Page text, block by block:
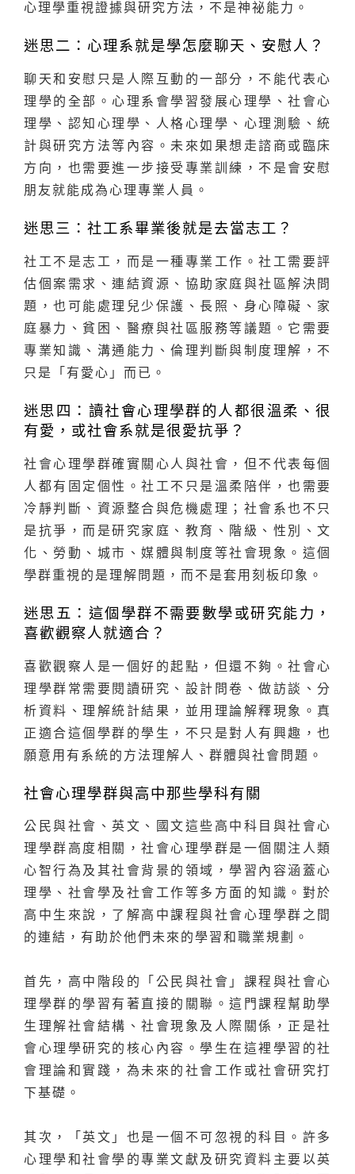
心理學重視證據與研究方法，不是神祕能力。
迷思二：心理系就是學怎麼聊天、安慰人？
聊天和安慰只是人際互動的一部分，不能代表心
理學的全部。心理系會學習發展心理學、社會心
理學、認知心理學、人格心理學、心理測驗、統
計與研究方法等內容。未來如果想走諮商或臨床
方向，也需要進一步接受專業訓練，不是會安慰
朋友就能成為心理專業人員。
迷思三：社工系畢業後就是去當志工？
社工不是志工，而是一種專業工作。社工需要評
估個案需求、連結資源、協助家庭與社區解決問
題，也可能處理兒少保護、長照、身心障礙、家
庭暴力、貧困、醫療與社區服務等議題。它需要
專業知識、溝通能力、倫理判斷與制度理解，不
只是「有愛心」而已。
迷思四：讀社會心理學群的人都很溫柔、很
有愛，或社會系就是很愛抗爭？
社會心理學群確實關心人與社會，但不代表每個
人都有固定個性。社工不只是溫柔陪伴，也需要
冷靜判斷、資源整合與危機處理；社會系也不只
是抗爭，而是研究家庭、教育、階級、性別、文
化、勞動、城市、媒體與制度等社會現象。這個
學群重視的是理解問題，而不是套用刻板印象。
迷思五：這個學群不需要數學或研究能力，
喜歡觀察人就適合？
喜歡觀察人是一個好的起點，但還不夠。社會心
理學群常需要閱讀研究、設計問卷、做訪談、分
析資料、理解統計結果，並用理論解釋現象。真
正適合這個學群的學生，不只是對人有興趣，也
願意用有系統的方法理解人、群體與社會問題。
社會心理學群與高中那些學科有關
公民與社會、英文、國文這些高中科目與社會心
理學群高度相關，社會心理學群是一個關注人類
心智行為及其社會背景的領域，學習內容涵蓋心
理學、社會學及社會工作等多方面的知識。對於
高中生來說，了解高中課程與社會心理學群之間
的連結，有助於他們未來的學習和職業規劃。
首先，高中階段的「公民與社會」課程與社會心
理學群的學習有著直接的關聯。這門課程幫助學
生理解社會結構、社會現象及人際關係，正是社
會心理學研究的核心內容。學生在這裡學習的社
會理論和實踐，為未來的社會工作或社會研究打
下基礎。
其次，「英文」也是一個不可忽視的科目。許多
心理學和社會學的專業文獻及研究資料主要以英